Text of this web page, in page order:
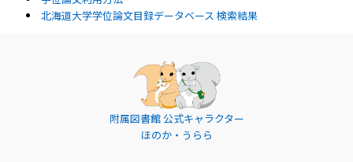
北海道大学学位論文目録データベース 検索結果
附属図書館 公式キャラクター
ほのか・うらら